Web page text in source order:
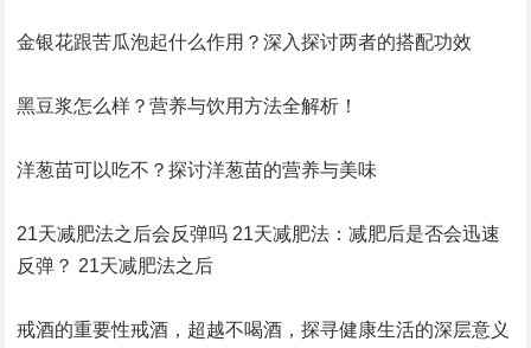
金银花跟苦瓜泡起什么作用？深入探讨两者的搭配功效
黑豆浆怎么样？营养与饮用方法全解析！
洋葱苗可以吃不？探讨洋葱苗的营养与美味
21天减肥法之后会反弹吗 21天减肥法：减肥后是否会迅速
反弹？ 21天减肥法之后
戒酒的重要性戒酒，超越不喝酒，探寻健康生活的深层意义